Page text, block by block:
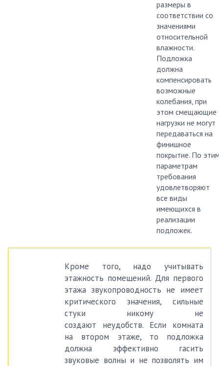
размеры в
соответствии со
значениями
относительной
влажности.
Подложка
должна
компенсировать
возможные
колебания, при
этом смещающие
нагрузки не могут
передаваться на
финишное
покрытие. По
параметрам
требования
удовлетворяют
все виды
имеющихся в
реализации
подложек.
Кроме того, надо учитывать
этажность помещений. Для первого
этажа звукопроводность не имеет
критического значения, сильные
стуки никому не
создают неудобств. Если комната
на втором этаже, то подложка
должна эффективно гасить
звуковые волны и не позволять им